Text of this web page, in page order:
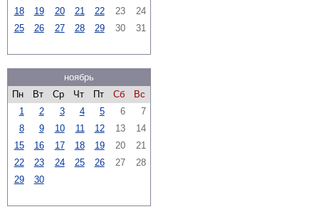
18
19 20 21 22 23
24
25
26 27 28 29 30 31
ноябрь
Пн
Вт Ср Чт Пт Сб
Вс
1
2 3 4 5 6
7
8
9 10 11 12 13
14
15
16 17 18 19 20
21
22
23 24 25 26 27
28
29
30